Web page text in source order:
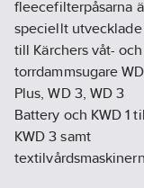
fleecefilterpåsarna
speciellt utvecklade
till Kärchers våt- och
torrdammsugare
Plus, WD 3, WD 3
Battery och KWD 1
KWD 3 samt